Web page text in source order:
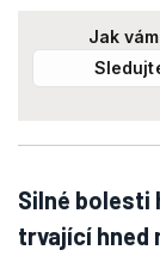
Jak
Silné bolesti
trvající hned